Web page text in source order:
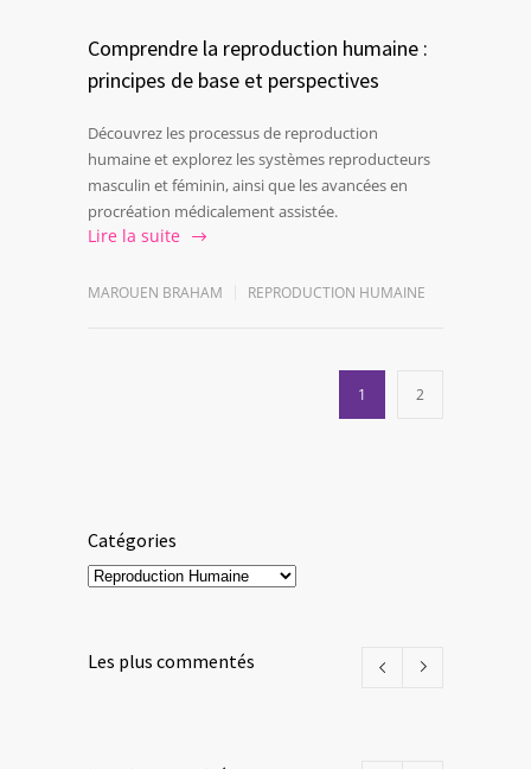
Comprendre la reproduction humaine :
principes de base et perspectives
Découvrez les processus de reproduction
humaine et explorez les systèmes reproducteurs
masculin et féminin, ainsi que les avancées en
procréation médicalement assistée.
Lire la suite
MAROUEN BRAHAM REPRODUCTION HUMAINE
1 2
Catégories
Catégories
Les plus commentés